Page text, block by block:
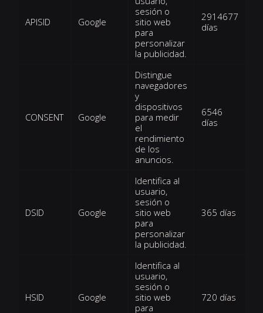
APISID Google
sesión o
sitio web
para
personalizar
la publicidad.
2914677
días
CONSENT Google
Distingue
navegadores
y
dispositivos
para medir
el
rendimiento
de los
anuncios.
6546
días
DSID Google
Identifica al
usuario,
sesión o
sitio web
para
personalizar
la publicidad.
365 días
HSID Google
Identifica al
usuario,
sesión o
sitio web
para
720 días